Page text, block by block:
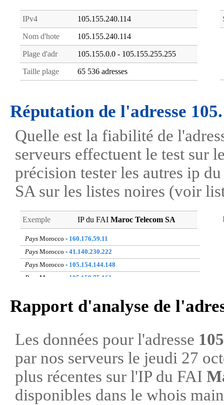
IPv4 105.155.240.114
Nom d'hote 105.155.240.114
Plage d'adr 105.155.0.0 - 105.155.255.255
Taille plage 65 536 adresses
Réputation de l'adresse
Quelle est la fiabilité de
serveurs effectuent le test sur
précision tester les autres ip
SA sur les listes noires (voir
Exemple IP du FAI Maroc Telecom SA
Pays Morocco - 160.176.59.11
Pays Morocco - 41.140.230.222
Pays Morocco - 105.154.144.148
Pays Morocco - 105.159.75.161
PaysMorocco -160.179.156.74
Pays
Morocco -
Pays
Morocco -105.153.183.165
Pays Morocco -105.157.165.167
Rapport d'analyse de
Les données pour l'adresse
par nos serveurs le jeudi 27
plus récentes sur l'IP du FAI
disponibles dans le whois